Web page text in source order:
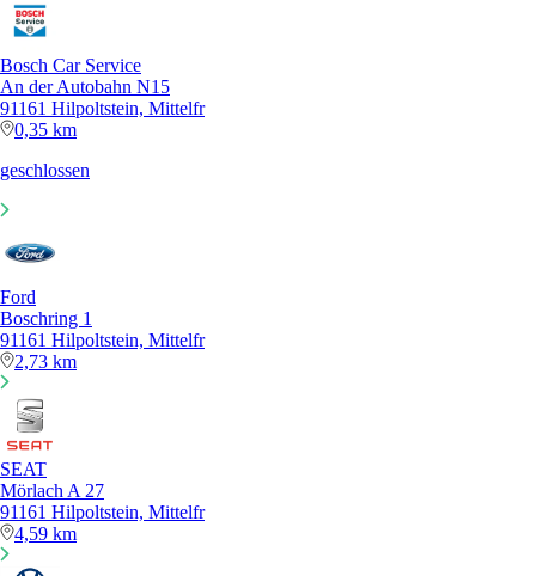
Bosch Car Service
An der Autobahn N15
91161 Hilpoltstein, Mittelfr
0,35 km
geschlossen
Ford
Boschring 1
91161 Hilpoltstein, Mittelfr
2,73 km
SEAT
Mörlach A 27
91161 Hilpoltstein, Mittelfr
4,59 km